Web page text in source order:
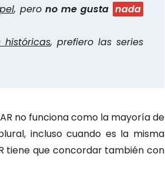
, perono me gusta nada
históricas, prefiero las series
no funciona como la mayoría de
incluso cuando es la misma
tiene que concordar también con